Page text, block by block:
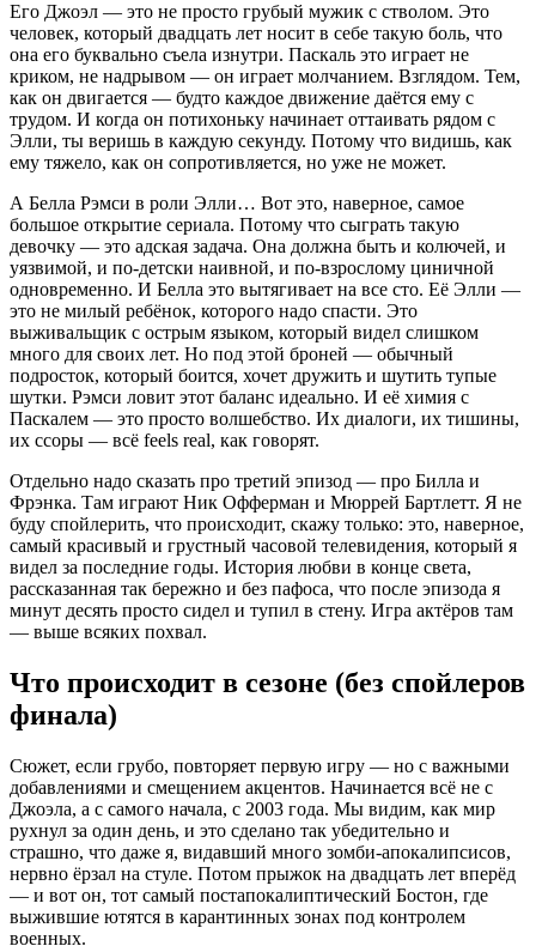
Его Джоэл — это не просто грубый мужик с стволом. Это
человек, который двадцать лет носит в себе такую боль, что
она его буквально съела изнутри. Паскаль это играет не
криком, не надрывом — он играет молчанием. Взглядом. Тем,
как он двигается — будто каждое движение даётся ему с
трудом. И когда он потихоньку начинает оттаивать рядом с
Элли, ты веришь в каждую секунду. Потому что видишь, как
ему тяжело, как он сопротивляется, но уже не может.
А Белла Рэмси в роли Элли… Вот это, наверное, самое
большое открытие сериала. Потому что сыграть такую
девочку — это адская задача. Она должна быть и колючей, и
уязвимой, и по-детски наивной, и по-взрослому циничной
одновременно. И Белла это вытягивает на все сто. Её Элли —
это не милый ребёнок, которого надо спасти. Это
выживальщик с острым языком, который видел слишком
много для своих лет. Но под этой броней — обычный
подросток, который боится, хочет дружить и шутить тупые
шутки. Рэмси ловит этот баланс идеально. И её химия с
Паскалем — это просто волшебство. Их диалоги, их тишины,
их ссоры — всё feels real, как говорят.
Отдельно надо сказать про третий эпизод — про Билла и
Фрэнка. Там играют Ник Офферман и Мюррей Бартлетт. Я не
буду спойлерить, что происходит, скажу только: это, наверное,
самый красивый и грустный часовой телевидения, который я
видел за последние годы. История любви в конце света,
рассказанная так бережно и без пафоса, что после эпизода я
минут десять просто сидел и тупил в стену. Игра актёров там
— выше всяких похвал.
Что происходит в сезоне (без спойлеров
финала)
Сюжет, если грубо, повторяет первую игру — но с важными
добавлениями и смещением акцентов. Начинается всё не с
Джоэла, а с самого начала, с 2003 года. Мы видим, как мир
рухнул за один день, и это сделано так убедительно и
страшно, что даже я, видавший много зомби-апокалипсисов,
нервно ёрзал на стуле. Потом прыжок на двадцать лет вперёд
— и вот он, тот самый постапокалиптический Бостон, где
выжившие ютятся в карантинных зонах под контролем
военных.